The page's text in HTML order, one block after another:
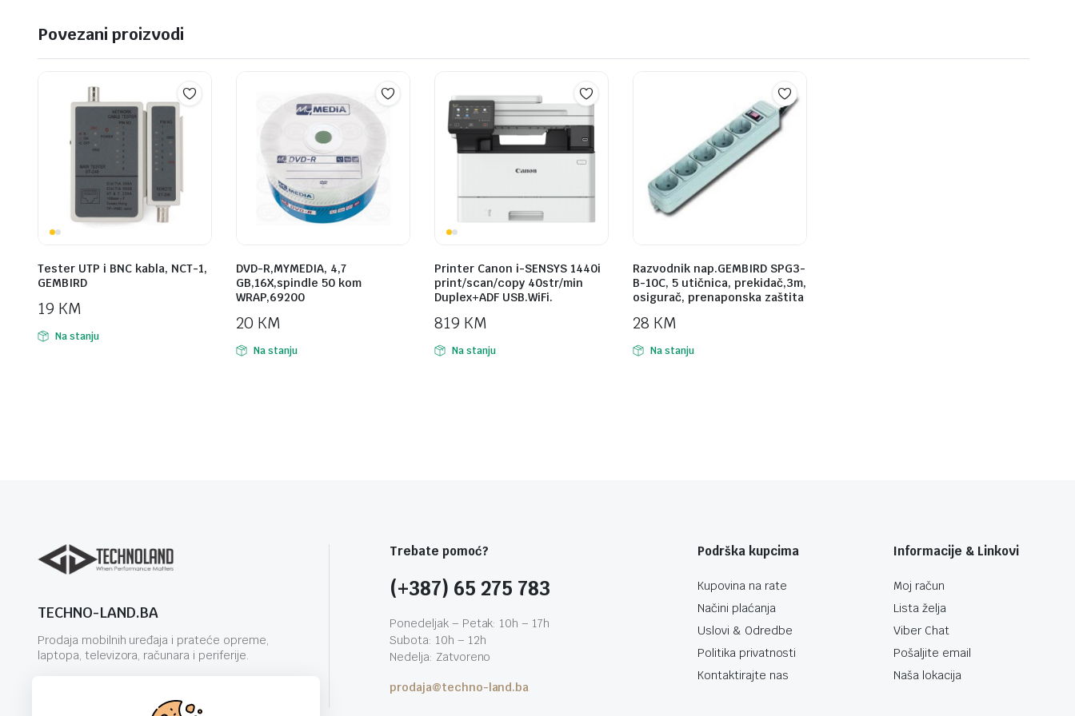
Povezani proizvodi
Tester UTP i BNC kabla, NCT-1,
GEMBIRD
19 KM
Na stanju
DVD-R,MYMEDIA, 4,7
GB,16X,spindle 50 kom
WRAP,69200
20 KM
Na stanju
Printer Canon i-SENSYS 1440i
print/scan/copy 40str/min
Duplex+ADF USB.WiFi.
819 KM
Na stanju
Razvodnik nap.GEMBIRD SPG3-
B-10C, 5 utičnica, prekidač,3m,
osigurač, prenaponska zaštita
28 KM
Na stanju
TECHNO-LAND.BA
Prodaja mobilnih uređaja i prateće opreme,
laptopa, televizora, računara i periferije.
Trebate pomoć?
(+387) 65 275 783
Ponedeljak – Petak: 10h – 17h
Subota: 10h – 12h
Nedelja: Zatvoreno
prodaja@techno-land.ba
Podrška kupcima
Kupovina na rate
Načini plaćanja
Uslovi & Odredbe
Politika privatnosti
Kontaktirajte nas
Informacije & Linkovi
Moj račun
Lista želja
Viber Chat
Pošaljite email
Naša lokacija